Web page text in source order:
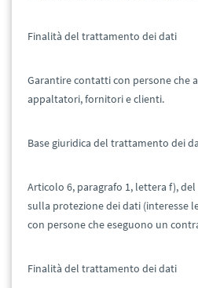
Finalità del trattamento dei dati
Garantire contatti con persone che
appaltatori, fornitori e clienti.
Base giuridica del trattamento dei
Articolo 6, paragrafo 1, lettera f),
sulla protezione dei dati (interesse
con persone che eseguono un
Finalità del trattamento dei dati